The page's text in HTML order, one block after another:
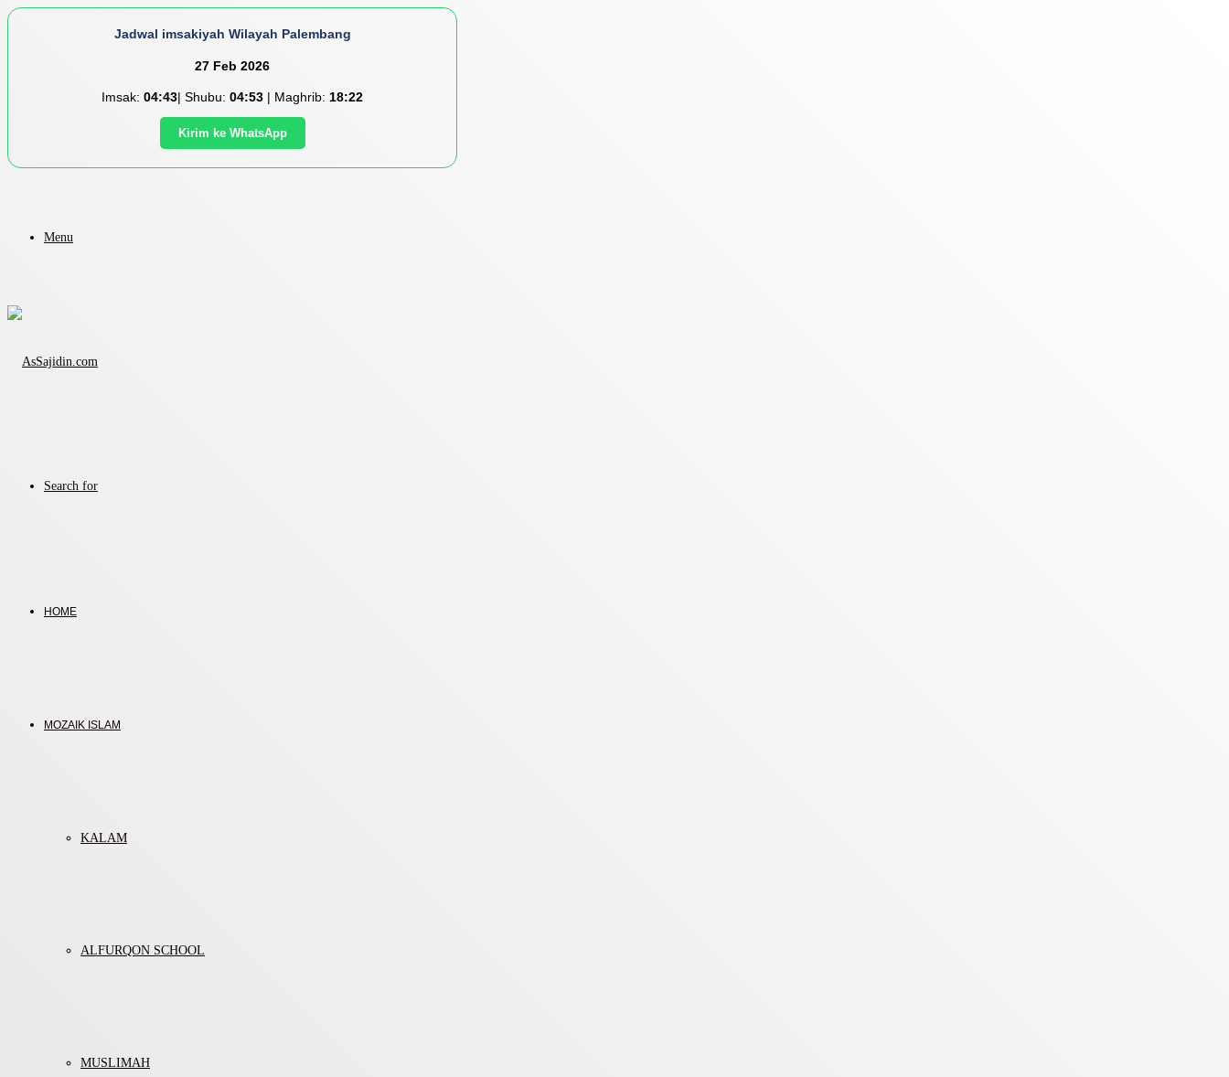
Jadwal imsakiyah Wilayah Palembang
27 Feb 2026
Imsak: 04:43| Shubu: 04:53 | Maghrib: 18:22
Kirim ke WhatsApp
Menu
Search for
HOME
MOZAIK ISLAM
KALAM
ALFURQON SCHOOL
MUSLIMAH